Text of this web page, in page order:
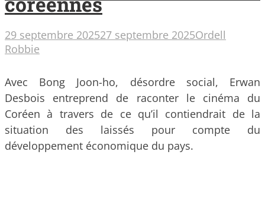
29 septembre 202527 septembre 2025Ordell
Robbie
Avec Bong Joon-ho, désordre social, Erwan
Desbois entreprend de raconter le cinéma du
Coréen à travers de ce qu’il contiendrait de la
situation des laissés pour compte du
développement économique du pays.